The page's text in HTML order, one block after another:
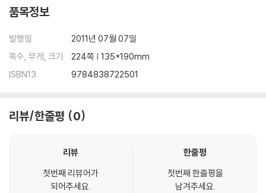
품목정보
발행일
2011년 07월 07일
쪽수, 무게, 크기
224쪽 | 135*190mm
ISBN13
9784838722501
리뷰/한줄평 0
리뷰
첫번째 리뷰어가
되어주세요.
한줄평
첫번째 한줄평을
남겨주세요.